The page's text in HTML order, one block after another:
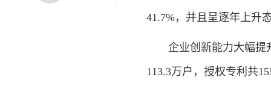
41.7%，并且呈逐年上升
企业创新能力大幅提升
113.3万户，授权专利共